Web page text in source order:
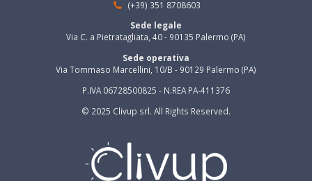
Sede operativa
P.IVA 06728500825 - N.REA PA-411376
© 2025 Clivup srl. All Rights Reserved.